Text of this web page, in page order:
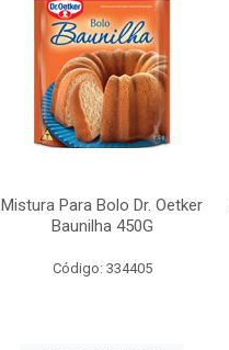
Mistura Para Bolo Dr. Oetker
Baunilha 450G
Código: 334405